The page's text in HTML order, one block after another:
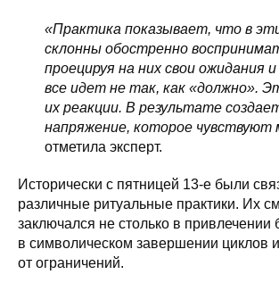
«Практика показывает, что в
склонны обостренно
проецируя на них свои ожидания
все идет не так, как «должно».
их реакции. В результате
напряжение, которое чувствуют
отметила эксперт.
Исторически с пятницей 13-е были
различные ритуальные практики. Их
заключался не столько в привлечении
в символическом завершении циклов
от ограничений.